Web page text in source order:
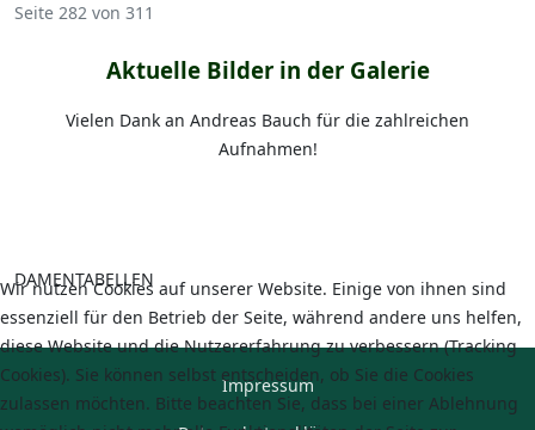
Seite 282 von 311
Aktuelle Bilder in der Galerie
Vielen Dank an Andreas Bauch für die zahlreichen
Aufnahmen!
DAMENTABELLEN
Impressum
Wir nutzen Cookies auf unserer Website. Einige von ihnen sind
essenziell für den Betrieb der Seite, während andere uns helfen,
diese Website und die Nutzererfahrung zu verbessern (Tracking
Cookies). Sie können selbst entscheiden, ob Sie die Cookies
zulassen möchten. Bitte beachten Sie, dass bei einer Ablehnung